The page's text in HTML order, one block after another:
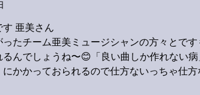
亜美さん
たチーム亜美ミュージシャンの方々とで
るんでしょうね〜😊「良い曲しか作れない
にかかっておられるので仕方ないっちゃ仕